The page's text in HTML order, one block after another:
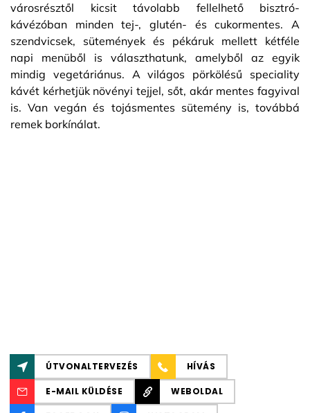
városrésztől kicsit távolabb fellelhető bisztró-
kávézóban minden tej-, glutén- és cukormentes. A
szendvicsek, sütemények és pékáruk mellett kétféle
napi menüből is választhatunk, amelyből az egyik
mindig vegetáriánus. A világos pörkölésű speciality
kávét kérhetjük növényi tejjel, sőt, akár mentes fagyival
is. Van vegán és tojásmentes sütemény is, továbbá
remek borkínálat.
ÚTVONALTERVEZÉS HÍVÁS
E-MAIL KÜLDÉSE WEBOLDAL